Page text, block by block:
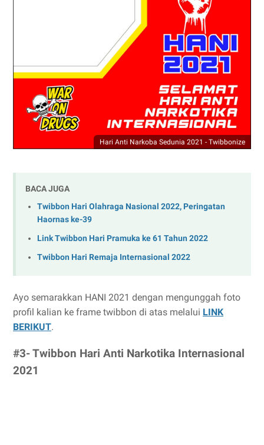
Hari Anti Narkoba Sedunia 2021 - Twibbonize
BACA JUGA
Twibbon Hari Olahraga Nasional 2022, Peringatan
Haornas ke-39
Link Twibbon Hari Pramuka ke 61 Tahun 2022
Twibbon Hari Remaja Internasional 2022
Ayo semarakkan HANI 2021 dengan mengunggah foto
profil kalian ke frame twibbon di atas melalui LINK
BERIKUT.
#3- Twibbon Hari Anti Narkotika Internasional
2021